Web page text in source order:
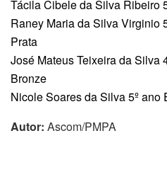
Tácila Cibele da Silva Ribeiro
Raney Maria da Silva Virginio
Prata
José Mateus Teixeira da Silva
Bronze
Nicole Soares da Silva 5º ano
Autor: Ascom/PMPA